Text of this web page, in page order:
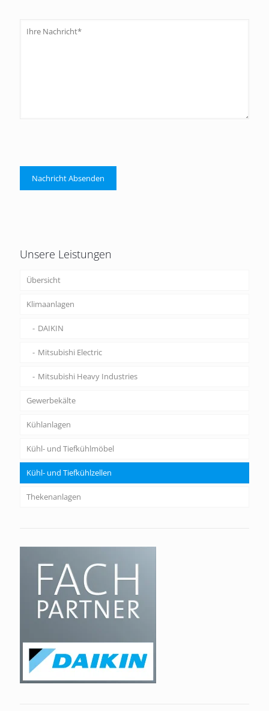
Unsere Leistungen
Übersicht
Klimaanlagen
DAIKIN
Mitsubishi Electric
Mitsubishi Heavy Industries
Gewerbekälte
Kühlanlagen
Kühl- und Tiefkühlmöbel
Kühl- und Tiefkühlzellen
Thekenanlagen